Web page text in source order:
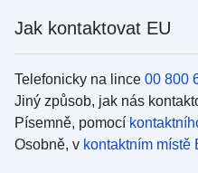
Jak kontaktovat EU
Telefonicky na lince 00 800
Jiný způsob, jak nás
Písemně, pomocí
Osobně, v kontaktním místě